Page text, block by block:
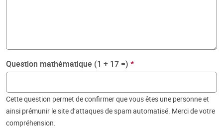
Question mathématique (1 + 17 =)
Cette question permet de confirmer que vous êtes une personne et
ainsi prémunir le site d’attaques de spam automatisé. Merci de votre
compréhension.